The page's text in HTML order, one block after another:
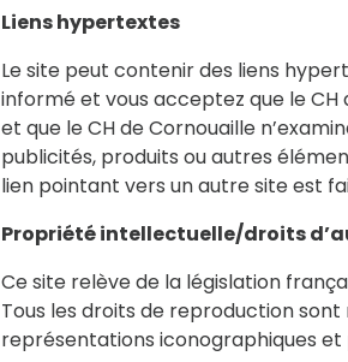
Liens hypertextes
Le site peut contenir des liens
informé et vous acceptez que le CH
et que le CH de Cornouaille
publicités, produits ou autres
lien pointant vers un autre site est
Propriété intellectuelle/droits
Ce site relève de la législation
Tous les droits de reproduction
représentations iconographiques et